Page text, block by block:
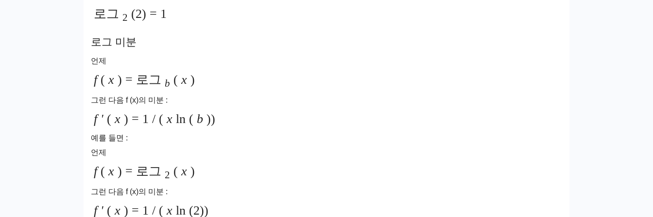
로그 2 (2) = 1
로그 미분
언제
f(x ) = 로그 b (x )
그런 다음 f (x)의 미분 :
f ' (x ) = 1 / (x ln ( b ))
예를 들면 :
언제
f(x ) = 로그 2 (x )
그런 다음 f (x)의 미분 :
f ' (x ) = 1 / (x ln (2))